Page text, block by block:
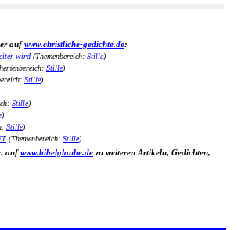
aufwww.christliche-gedichte.de:
wird (Themenbereich: Stille)
Stille)
Stille)
Stille)
)
Stille)
(Themenbereich: Stille)
aufwww.bibelglaube.de zu weiteren Artikeln, Gedichten,